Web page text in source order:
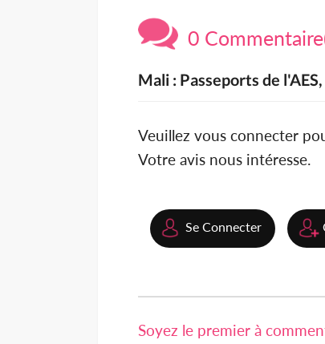
0
Mali : Passeports de
Veuillez vous connecter
Votre avis nous intéresse.
Se Connecter
Soyez le premier à